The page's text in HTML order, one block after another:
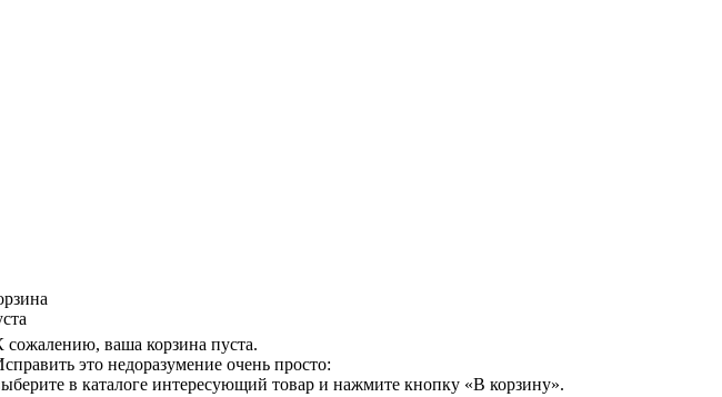
сожалению, ваша корзина пуста.
это недоразумение очень просто:
в каталоге интересующий товар и нажмите кнопку «В корзину».